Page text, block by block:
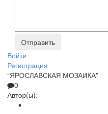
Войти
Регистрация
“ЯРОСЛАВСКАЯ МОЗАИКА”
0
Автор(ы):